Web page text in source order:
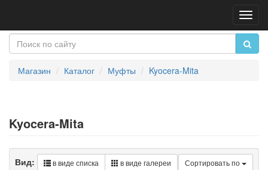
Магазин Каталог Муфты Kyocera-Mita
Kyocera-Mita
Сортировать по
Вид: в виде списка в виде галереи